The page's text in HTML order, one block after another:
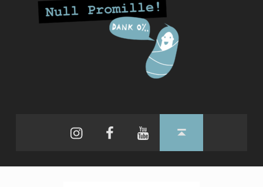
FacebookYouTubeBack to top ↑